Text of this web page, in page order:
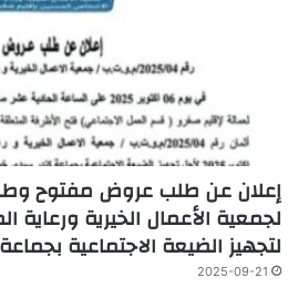
لجمعية الأعمال الخيرية ورعاية
لتجهيز الضيعة الاجتماعية
2025-09-21